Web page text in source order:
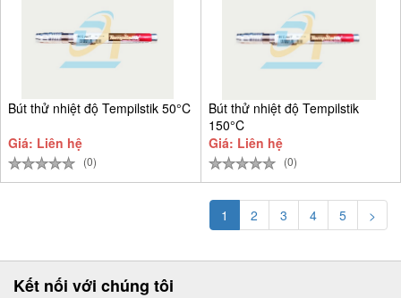
Bút thử nhiệt độ Tempilstik 50°C
Giá: Liên hệ
(0)
Bút thử nhiệt độ Tempilstik
150°C
Giá: Liên hệ
(0)
1 2 3 4 5 >
Kết nối với chúng tôi